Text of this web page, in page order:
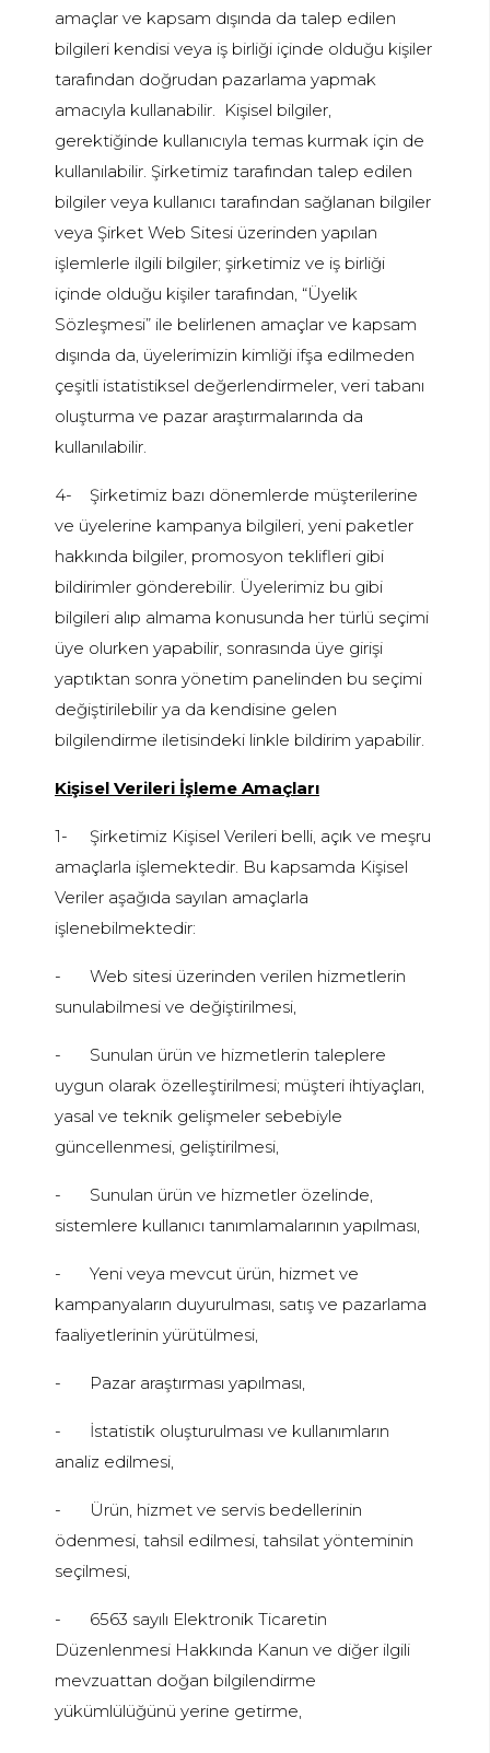
amaçlar ve kapsam dışında da talep edilen
bilgileri kendisi veya iş birliği içinde olduğu kişiler
tarafından doğrudan pazarlama yapmak
amacıyla kullanabilir. Kişisel bilgiler,
gerektiğinde kullanıcıyla temas kurmak için de
kullanılabilir. Şirketimiz tarafından talep edilen
bilgiler veya kullanıcı tarafından sağlanan bilgiler
veya Şirket Web Sitesi üzerinden yapılan
işlemlerle ilgili bilgiler; şirketimiz ve iş birliği
içinde olduğu kişiler tarafından, “Üyelik
Sözleşmesi” ile belirlenen amaçlar ve kapsam
dışında da, üyelerimizin kimliği ifşa edilmeden
çeşitli istatistiksel değerlendirmeler, veri tabanı
oluşturma ve pazar araştırmalarında da
kullanılabilir.
4-
Şirketimiz bazı dönemlerde müşterilerine
ve üyelerine kampanya bilgileri, yeni paketler
hakkında bilgiler, promosyon teklifleri gibi
bildirimler gönderebilir. Üyelerimiz bu gibi
bilgileri alıp almama konusunda her türlü seçimi
üye olurken yapabilir, sonrasında üye girişi
yaptıktan sonra yönetim panelinden bu seçimi
değiştirilebilir ya da kendisine gelen
bilgilendirme iletisindeki linkle bildirim yapabilir.
Kişisel Verileri İşleme Amaçları
1-
Şirketimiz Kişisel Verileri belli, açık ve meşru
amaçlarla işlemektedir. Bu kapsamda Kişisel
Veriler aşağıda sayılan amaçlarla
işlenebilmektedir:
-
Web sitesi üzerinden verilen hizmetlerin
sunulabilmesi ve değiştirilmesi,
-
Sunulan ürün ve hizmetlerin taleplere
uygun olarak özelleştirilmesi; müşteri ihtiyaçları,
yasal ve teknik gelişmeler sebebiyle
güncellenmesi, geliştirilmesi,
-
Sunulan ürün ve hizmetler özelinde,
sistemlere kullanıcı tanımlamalarının yapılması,
-
Yeni veya mevcut ürün, hizmet ve
kampanyaların duyurulması, satış ve pazarlama
faaliyetlerinin yürütülmesi,
- Pazar araştırması yapılması,
-
İstatistik oluşturulması ve kullanımların
analiz edilmesi,
-
Ürün, hizmet ve servis bedellerinin
ödenmesi, tahsil edilmesi, tahsilat yönteminin
seçilmesi,
-
6563 sayılı Elektronik Ticaretin
Düzenlenmesi Hakkında Kanun ve diğer ilgili
mevzuattan doğan bilgilendirme
yükümlülüğünü yerine getirme,